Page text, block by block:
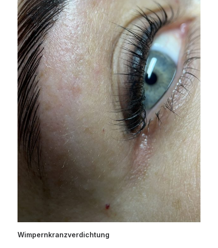
Wimpernkranzverdichtung